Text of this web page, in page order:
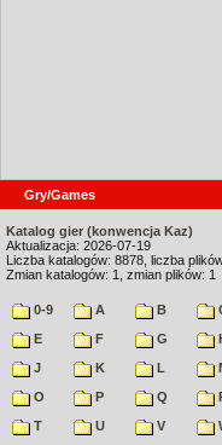
Gry/Games
Katalog gier (konwencja Kaz)
Aktualizacja: 2026-07-19
Liczba katalogów: 8878, liczba
Zmian katalogów: 1, zmian plików: 1
0-9 A B
E
F G
J
K L
O
P Q
T
U V